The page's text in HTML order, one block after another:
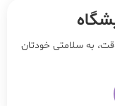
به سلامتی خودتان